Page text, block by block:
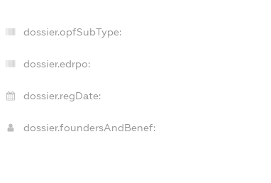
dossier.opfSubType:
dossier.edrpo:
dossier.regDate:
dossier.foundersAndBenef: